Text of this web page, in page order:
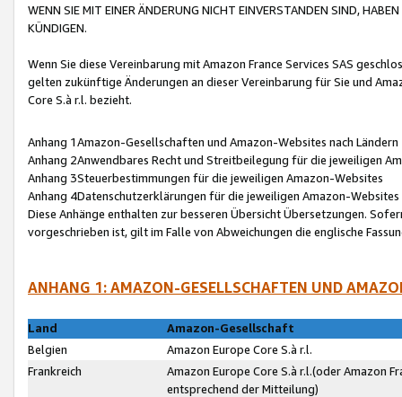
WENN SIE MIT EINER ÄNDERUNG NICHT EINVERSTANDEN SIND,
KÜNDIGEN.
Wenn Sie diese Vereinbarung mit Amazon France Services SAS
gelten zukünftige Änderungen an dieser Vereinbarung für Sie und
Core S.à r.l. bezieht.
Anhang 1Amazon-Gesellschaften und Amazon-Websites nach Ländern
Anhang 2Anwendbares Recht und Streitbeilegung für die jeweiligen
Anhang 3Steuerbestimmungen für die jeweiligen Amazon-Websites
Anhang 4Datenschutzerklärungen für die jeweiligen Amazon-Websites
Diese Anhänge enthalten zur besseren Übersicht Übersetzungen.
vorgeschrieben ist, gilt im Falle von Abweichungen die englische
ANHANG 1: AMAZON-GESELLSCHAFTEN UND
Land
Amazon-Gesellschaft
Belgien
Amazon Europe Core S.à r.l.
Frankreich
Amazon Europe Core S.à r.l.(oder Amazon
entsprechend der Mitteilung)